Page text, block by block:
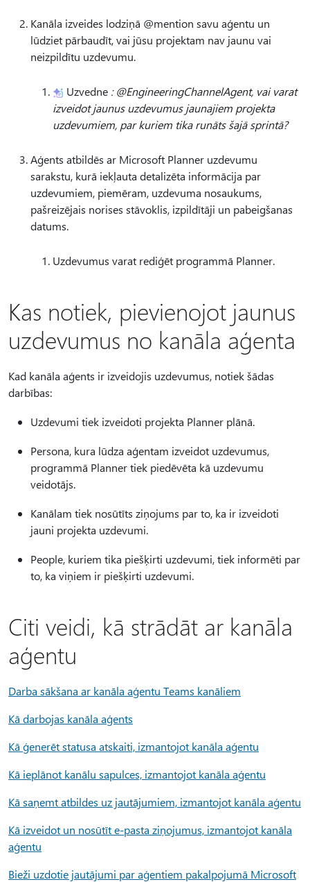
Kanāla izveides lodziņā @mention savu aģentu un
lūdziet pārbaudīt, vai jūsu projektam nav jaunu vai
neizpildītu uzdevumu.
Uzvedne : @EngineeringChannelAgent, vai varat
izveidot jaunus uzdevumus jaunajiem projekta
uzdevumiem, par kuriem tika runāts šajā sprintā?
Aģents atbildēs ar Microsoft Planner uzdevumu
sarakstu, kurā iekļauta detalizēta informācija par
uzdevumiem, piemēram, uzdevuma nosaukums,
pašreizējais norises stāvoklis, izpildītāji un pabeigšanas
datums.
Uzdevumus varat rediģēt programmā Planner.
Kas notiek, pievienojot jaunus
uzdevumus no kanāla aģenta
Kad kanāla aģents ir izveidojis uzdevumus, notiek šādas
darbības:
Uzdevumi tiek izveidoti projekta Planner plānā.
Persona, kura lūdza aģentam izveidot uzdevumus,
programmā Planner tiek piedēvēta kā uzdevumu
veidotājs.
Kanālam tiek nosūtīts ziņojums par to, ka ir izveidoti
jauni projekta uzdevumi.
People, kuriem tika piešķirti uzdevumi, tiek informēti par
to, ka viņiem ir piešķirti uzdevumi.
Citi veidi, kā strādāt ar kanāla
aģentu
Darba sākšana ar kanāla aģentu Teams kanāliem
Kā darbojas kanāla aģents
Kā ģenerēt statusa atskaiti, izmantojot kanāla aģentu
Kā ieplānot kanālu sapulces, izmantojot kanāla aģentu
Kā saņemt atbildes uz jautājumiem, izmantojot kanāla aģentu
Kā izveidot un nosūtīt e-pasta ziņojumus, izmantojot kanāla
aģentu
Bieži uzdotie jautājumi par aģentiem pakalpojumā Microsoft